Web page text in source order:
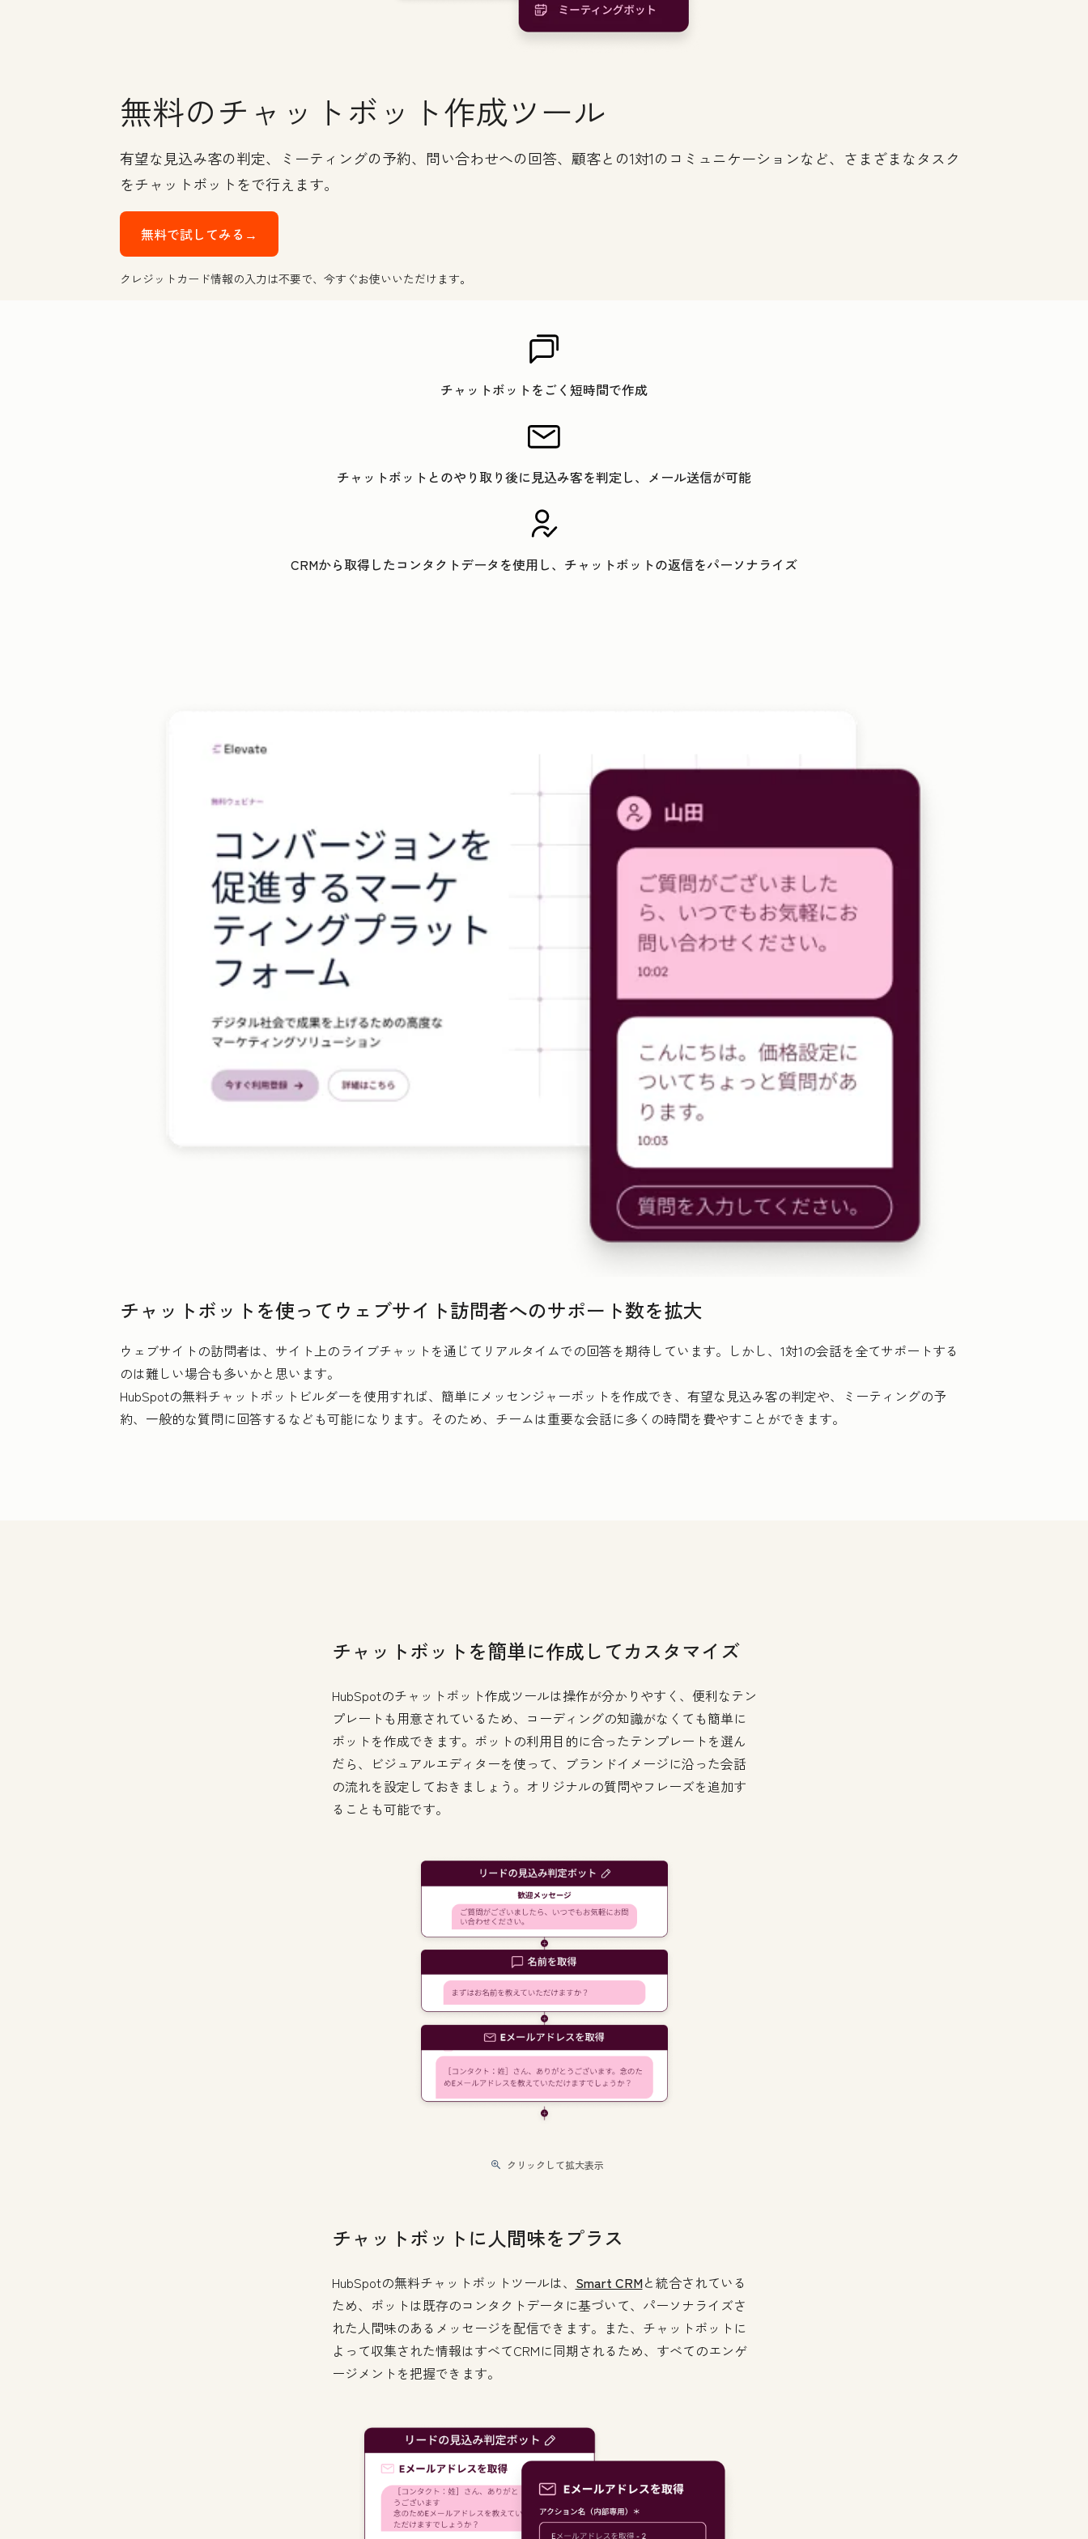
無料のチャットボット作成ツール
有望な見込み客の判定、ミーティングの予約、問い合わせへの回答、顧客との1対1のコミュニケーションなど、さまざまなタスク
をチャットボットをで行えます。
無料で試してみる→
クレジットカード情報の入力は不要で、今すぐお使いいただけます。
チャットボットをごく短時間で作成
チャットボットとのやり取り後に見込み客を判定し、メール送信が可能
CRMから取得したコンタクトデータを使用し、チャットボットの返信をパーソナライズ
チャットボットを使ってウェブサイト訪問者へのサポート数を拡大
ウェブサイトの訪問者は、サイト上のライブチャットを通じてリアルタイムでの回答を期待しています。しかし、1対1の会話を全てサポートする
のは難しい場合も多いかと思います。
HubSpotの無料チャットボットビルダーを使用すれば、簡単にメッセンジャーボットを作成でき、有望な見込み客の判定や、ミーティングの予
約、一般的な質問に回答するなども可能になります。そのため、チームは重要な会話に多くの時間を費やすことができます。
チャットボットを簡単に作成してカスタマイズ
HubSpotのチャットボット作成ツールは操作が分かりやすく、便利なテン
プレートも用意されているため、コーディングの知識がなくても簡単に
ボットを作成できます。ボットの利用目的に合ったテンプレートを選ん
だら、ビジュアルエディターを使って、ブランドイメージに沿った会話
の流れを設定しておきましょう。オリジナルの質問やフレーズを追加す
ることも可能です。
クリックして拡大表示
チャットボットに人間味をプラス
HubSpotの無料チャットボットツールは、 Smart CRMと統合されている
ため、ボットは既存のコンタクトデータに基づいて、パーソナライズさ
れた人間味のあるメッセージを配信できます。また、チャットボットに
よって収集された情報はすべてCRMに同期されるため、すべてのエンゲ
ージメントを把握できます。